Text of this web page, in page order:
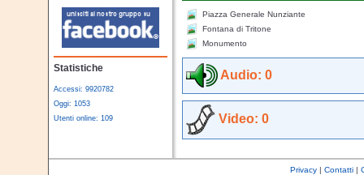
Statistiche
Accessi: 9920782
Oggi: 1053
Utenti online: 109
Piazza Generale Nunziante
Fontana di Tritone
Monumento
Audio: 0
Video: 0
Privacy| Contatti|